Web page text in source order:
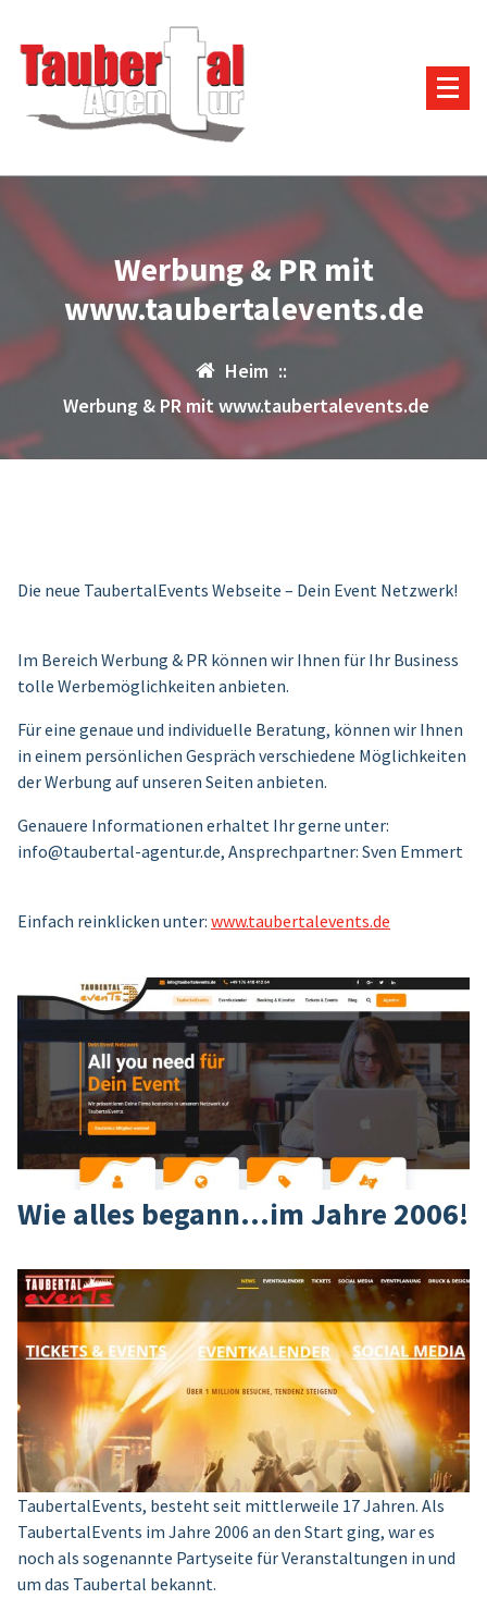
Inhalt
springen
Werbung & PR mit
www.taubertalevents.de
Heim ::
Werbung & PR mit www.taubertalevents.de
Die neue TaubertalEvents Webseite – Dein Event Netzwerk!
Im Bereich Werbung & PR können wir Ihnen für Ihr Business
tolle Werbemöglichkeiten anbieten.
Für eine genaue und individuelle Beratung, können wir Ihnen
in einem persönlichen Gespräch verschiedene Möglichkeiten
der Werbung auf unseren Seiten anbieten.
Genauere Informationen erhaltet Ihr gerne unter:
info@taubertal-agentur.de, Ansprechpartner: Sven Emmert
Einfach reinklicken unter: www.taubertalevents.de
Wie alles begann…im Jahre 2006!
TaubertalEvents, besteht seit mittlerweile 17 Jahren. Als
TaubertalEvents im Jahre 2006 an den Start ging, war es
noch als sogenannte Partyseite für Veranstaltungen in und
um das Taubertal bekannt.